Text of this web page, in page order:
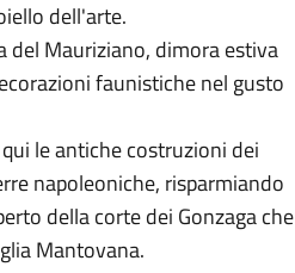
dell'arte.
del Mauriziano, dimora estiva
faunistiche nel gusto
le antiche costruzioni dei
napoleoniche, risparmiando
della corte dei Gonzaga che
Mantovana.